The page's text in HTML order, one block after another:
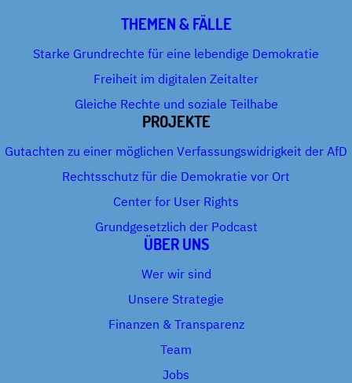
THEMEN & FÄLLE
Starke Grundrechte für eine lebendige Demokratie
Freiheit im digitalen Zeitalter
Gleiche Rechte und soziale Teilhabe
PROJEKTE
Gutachten zu einer möglichen Verfassungswidrigkeit der AfD
Rechtsschutz für die Demokratie vor Ort
Center for User Rights
Grundgesetzlich der Podcast
ÜBER UNS
Wer wir sind
Unsere Strategie
Finanzen & Transparenz
Team
Jobs